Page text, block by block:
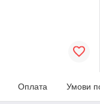
Оплата Умови